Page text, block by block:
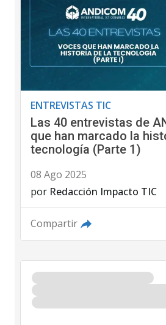
ENTREVISTAS TIC
Las 40 entrevistas de
que han marcado la
tecnología (Parte 1)
08 Ago 2025
por Redacción Impacto TIC
Compartir